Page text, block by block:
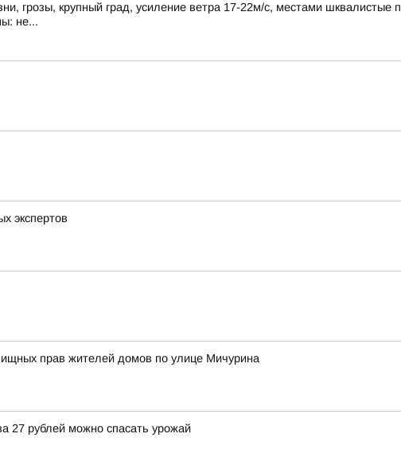
грозы, крупный град, усиление ветра 17-22м/с, местами шквалистые
не...
экспертов
прав жителей домов по улице Мичурина
27 рублей можно спасать урожай